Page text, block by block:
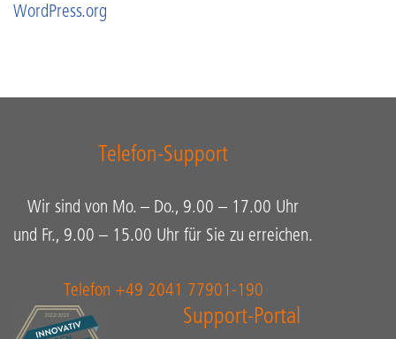
WordPress.org
Telefon-Support
Wir sind von Mo. – Do., 9.00 – 17.00 Uhr
und Fr., 9.00 – 15.00 Uhr für Sie zu erreichen.
Telefon +49 2041 77901-190
Support-Portal